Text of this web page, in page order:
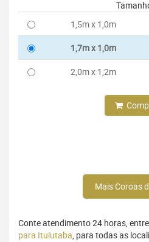
1,5m x 1,0m
1,7m x 1,0m
2,0m x 1,2m
Mais Coroas
Conte atendimento 24 horas,
para Ituiutaba, para todas as